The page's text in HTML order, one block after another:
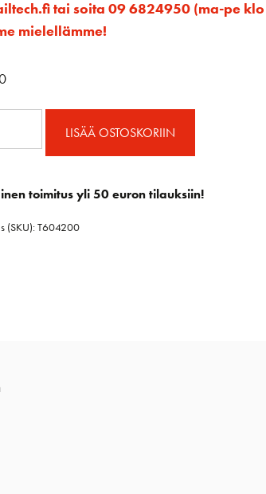
tai soita 09 6824950 (ma-pe
mielellämme!
LISÄÄ OSTOSKORIIN
toimitus yli 50 euron tilauksiin!
(SKU):T604200